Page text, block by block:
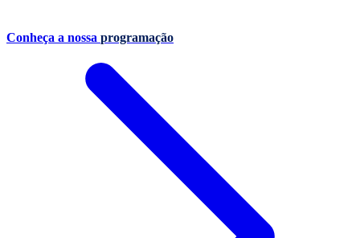
Conheça a nossa programação